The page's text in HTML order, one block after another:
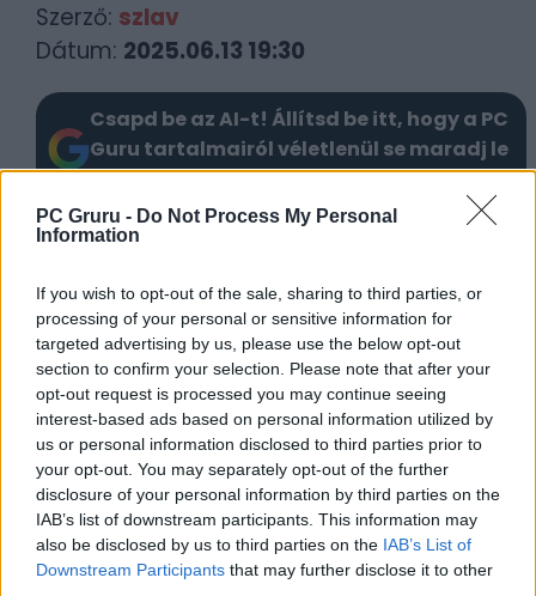
PC Gruru - Do Not Process My Personal
Information
If you wish to opt-out of the sale, sharing to third parties, or
processing of your personal or sensitive information for
targeted advertising by us, please use the below opt-out
section to confirm your selection. Please note that after your
opt-out request is processed you may continue seeing
interest-based ads based on personal information utilized by
us or personal information disclosed to third parties prior to
your opt-out. You may separately opt-out of the further
disclosure of your personal information by third parties on the
IAB’s list of downstream participants. This information may
also be disclosed by us to third parties on the IAB’s List of
Downstream Participants that may further disclose it to other
Szerző: szlav
Dátum: 2025.06.13 19:30
Csapd be az AI-t! Állítsd be itt, hogy a PC
Guru tartalmairól véletlenül se maradj le
a Google-ben.
KAPCSOLÓDÓ HÍREK
A Rockstar már megjelenéskor külön adja
majd a GTA 6-ot és a GTA Online-t?
A GTA 6 rendőrei bárhol derékba törhetik a
bűnözői karrierünket
Kapaszkodj! Állítólag több mint 700 (!)
bejárható épülettel jön a GTA 6
LEGFRISSEBB VIDEÓNK